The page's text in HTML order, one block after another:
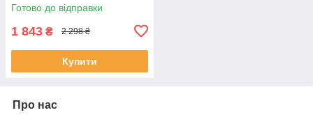
Готово до відправки
1 843 ₴ 2 298 ₴
Купити
Про нас